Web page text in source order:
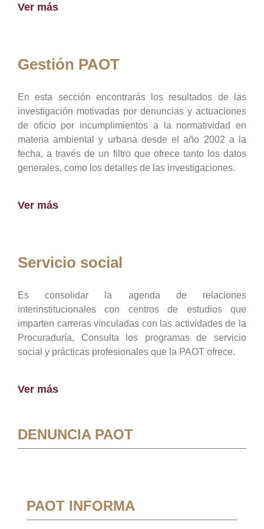
Ver más
Gestión PAOT
En esta sección encontrarás los resultados de las
investigación motivadas por denuncias y actuaciones
de oficio por incumplimientos a la normatividad en
materia ambiental y urbana desde el año 2002 a la
fecha, a través de un filtro que ofrece tanto los datos
generales, como los detalles de las investigaciones.
Ver más
Servicio social
Es consolidar la agenda de relaciones
interinstitucionales con centros de estudios que
imparten carreras vinculadas con las actividades de la
Procuraduría, Consulta los programas de servicio
social y prácticas profesionales que la PAOT ofrece.
Ver más
DENUNCIA PAOT
PAOT INFORMA